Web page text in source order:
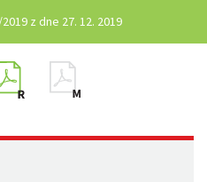
z dne 27. 12. 2019